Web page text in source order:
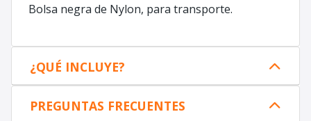
Bolsa negra de Nylon, para transporte.
¿QUÉ INCLUYE?
PREGUNTAS FRECUENTES